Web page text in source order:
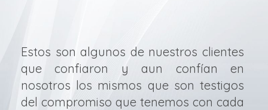
Estos son algunos de nuestros clientes
que confiaron y aun confían en
nosotros los mismos que son testigos
del compromiso que tenemos con cada